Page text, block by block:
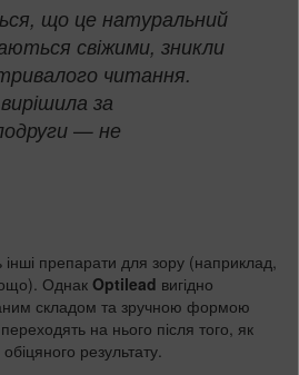
що це натуральний
свіжими, зникли
тривалого читання.
за
— не
інші препарати для зору (наприклад,
Однак Optilead вигідно
складом та зручною формою
на нього після того, як
результату.